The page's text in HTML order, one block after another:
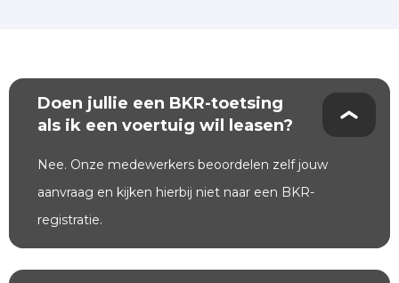
Doen jullie een BKR-toetsing
als ik een voertuig wil leasen?
Nee. Onze medewerkers beoordelen zelf jouw
aanvraag en kijken hierbij niet naar een BKR-
registratie.